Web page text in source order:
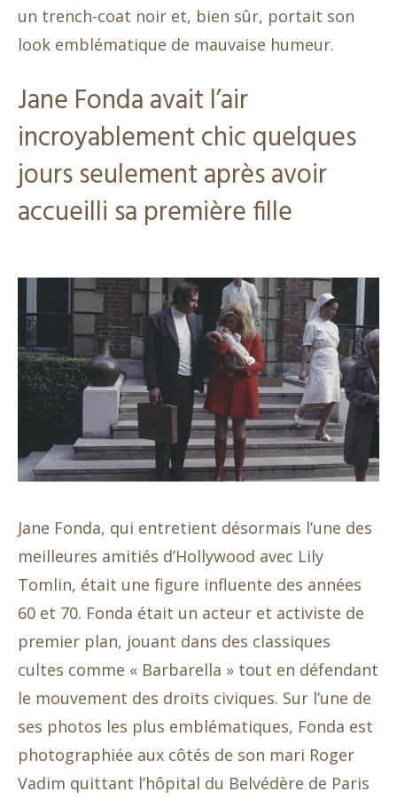
un trench-coat noir et, bien sûr, portait son
look emblématique de mauvaise humeur.
Jane Fonda avait l’air
incroyablement chic quelques
jours seulement après avoir
accueilli sa première fille
Jane Fonda, qui entretient désormais l’une des
meilleures amitiés d’Hollywood avec Lily
Tomlin, était une figure influente des années
60 et 70. Fonda était un acteur et activiste de
premier plan, jouant dans des classiques
cultes comme « Barbarella » tout en défendant
le mouvement des droits civiques. Sur l’une de
ses photos les plus emblématiques, Fonda est
photographiée aux côtés de son mari Roger
Vadim quittant l’hôpital du Belvédère de Paris